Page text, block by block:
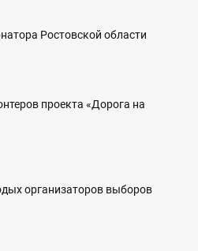
Ростовской области
проекта «Дорога на
организаторов выборов